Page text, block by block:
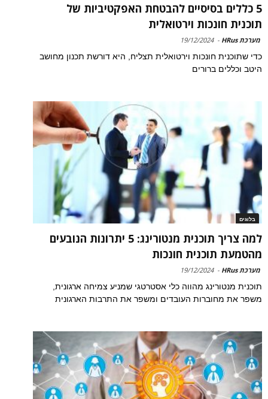
5 כללים בסיסיים להבטחת האפקטיביות של
תוכנית חונכות וירטואלית
מערכת HRus -
19/12/2024
כדי שתוכנית חונכות וירטואלית תצליח, היא דורשת תכנון מחושב
היטב וכללים ברורים
בלוגים
למה צריך תוכנית מנטורינג: 5 יתרונות הנובעים
מהטמעת תוכנית חונכות
מערכת HRus -
19/12/2024
תוכנית מנטורינג מהווה כלי אסטרטגי שמניע צמיחה ארגונית,
משפר את מחוברות העובדים ומשפר את התרבות הארגונית